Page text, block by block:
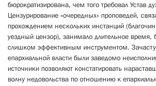
бюрократизирована, чем того требовал Устав
Цензурирование «очередных» проповедей,
прохождением нескольких инстанций
уездный цензор), занимало длительное время,
слишком эффективным инструментом.
епархиальной власти были заведомо
источники позволяют констатировать
волну недовольства по отношению к